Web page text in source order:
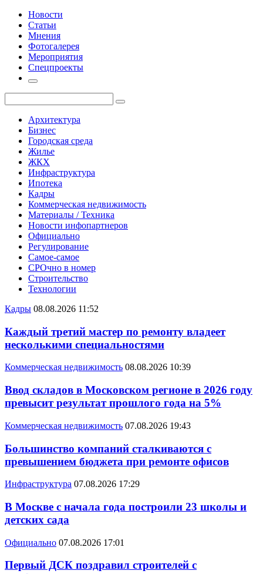
Новости
Статьи
Мнения
Фотогалерея
Мероприятия
Спецпроекты
Архитектура
Бизнес
Городская среда
Жилье
ЖКХ
Инфраструктура
Ипотека
Кадры
Коммерческая недвижимость
Материалы / Техника
Новости инфопартнеров
Официально
Регулирование
Самое-самое
СРОчно в номер
Строительство
Технологии
Кадры 08.08.2026 11:52
Каждый третий мастер по ремонту владеет
несколькими специальностями
Коммерческая недвижимость 08.08.2026 10:39
Ввод складов в Московском регионе в 2026 году
превысит результат прошлого года на 5%
Коммерческая недвижимость 07.08.2026 19:43
Большинство компаний сталкиваются с
превышением бюджета при ремонте офисов
Инфраструктура 07.08.2026 17:29
В Москве с начала года построили 23 школы и
детских сада
Официально 07.08.2026 17:01
Первый ДСК поздравил строителей с